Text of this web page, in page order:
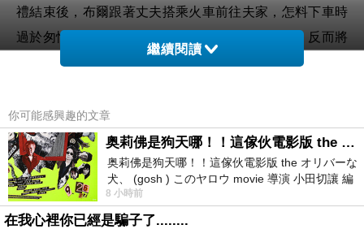
禮結束後，布爾跟著丈夫搭乘火車前往夫家，怎料下車時
過於匆忙，迪普竟把熟睡的布爾給遺落在火車上，反而將
他人的新娘賈婭給帶了回家...
《迷途新娘》就跟我非常喜歡的印度電影《美味情書》
（The Lunchbox）一樣，覺得這類故事，很難會在其他國
家發生。印度女性在生活上處處受到限制，除非男性（父
親、丈夫）答應讓妻子或女兒發揮所長，她們才有機會走
出不一樣的道路。片中，布爾不知道自己的村落位在何
繼續閱讀
你可能感興趣的文章
奥莉佛是狗天哪！！這傢伙電影版 the オリバーな犬、 (gosh ) このヤロウ movie
奥莉佛是狗天哪！！這傢伙電影版 the オリバーな
犬、 (gosh ) このヤロウ movie 導演 小田切讓 編
劇: 小田切讓 主演: 小田切讓
8 小時前
在我心裡你已經是騙子了........